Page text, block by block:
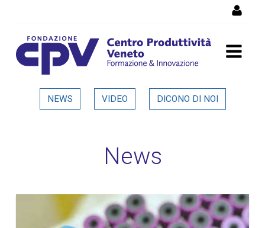
Dettaglio in evidenza
NEWS VIDEO DICONO DI NOI
News